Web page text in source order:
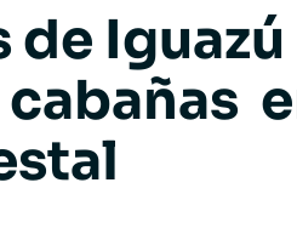
Iguazú